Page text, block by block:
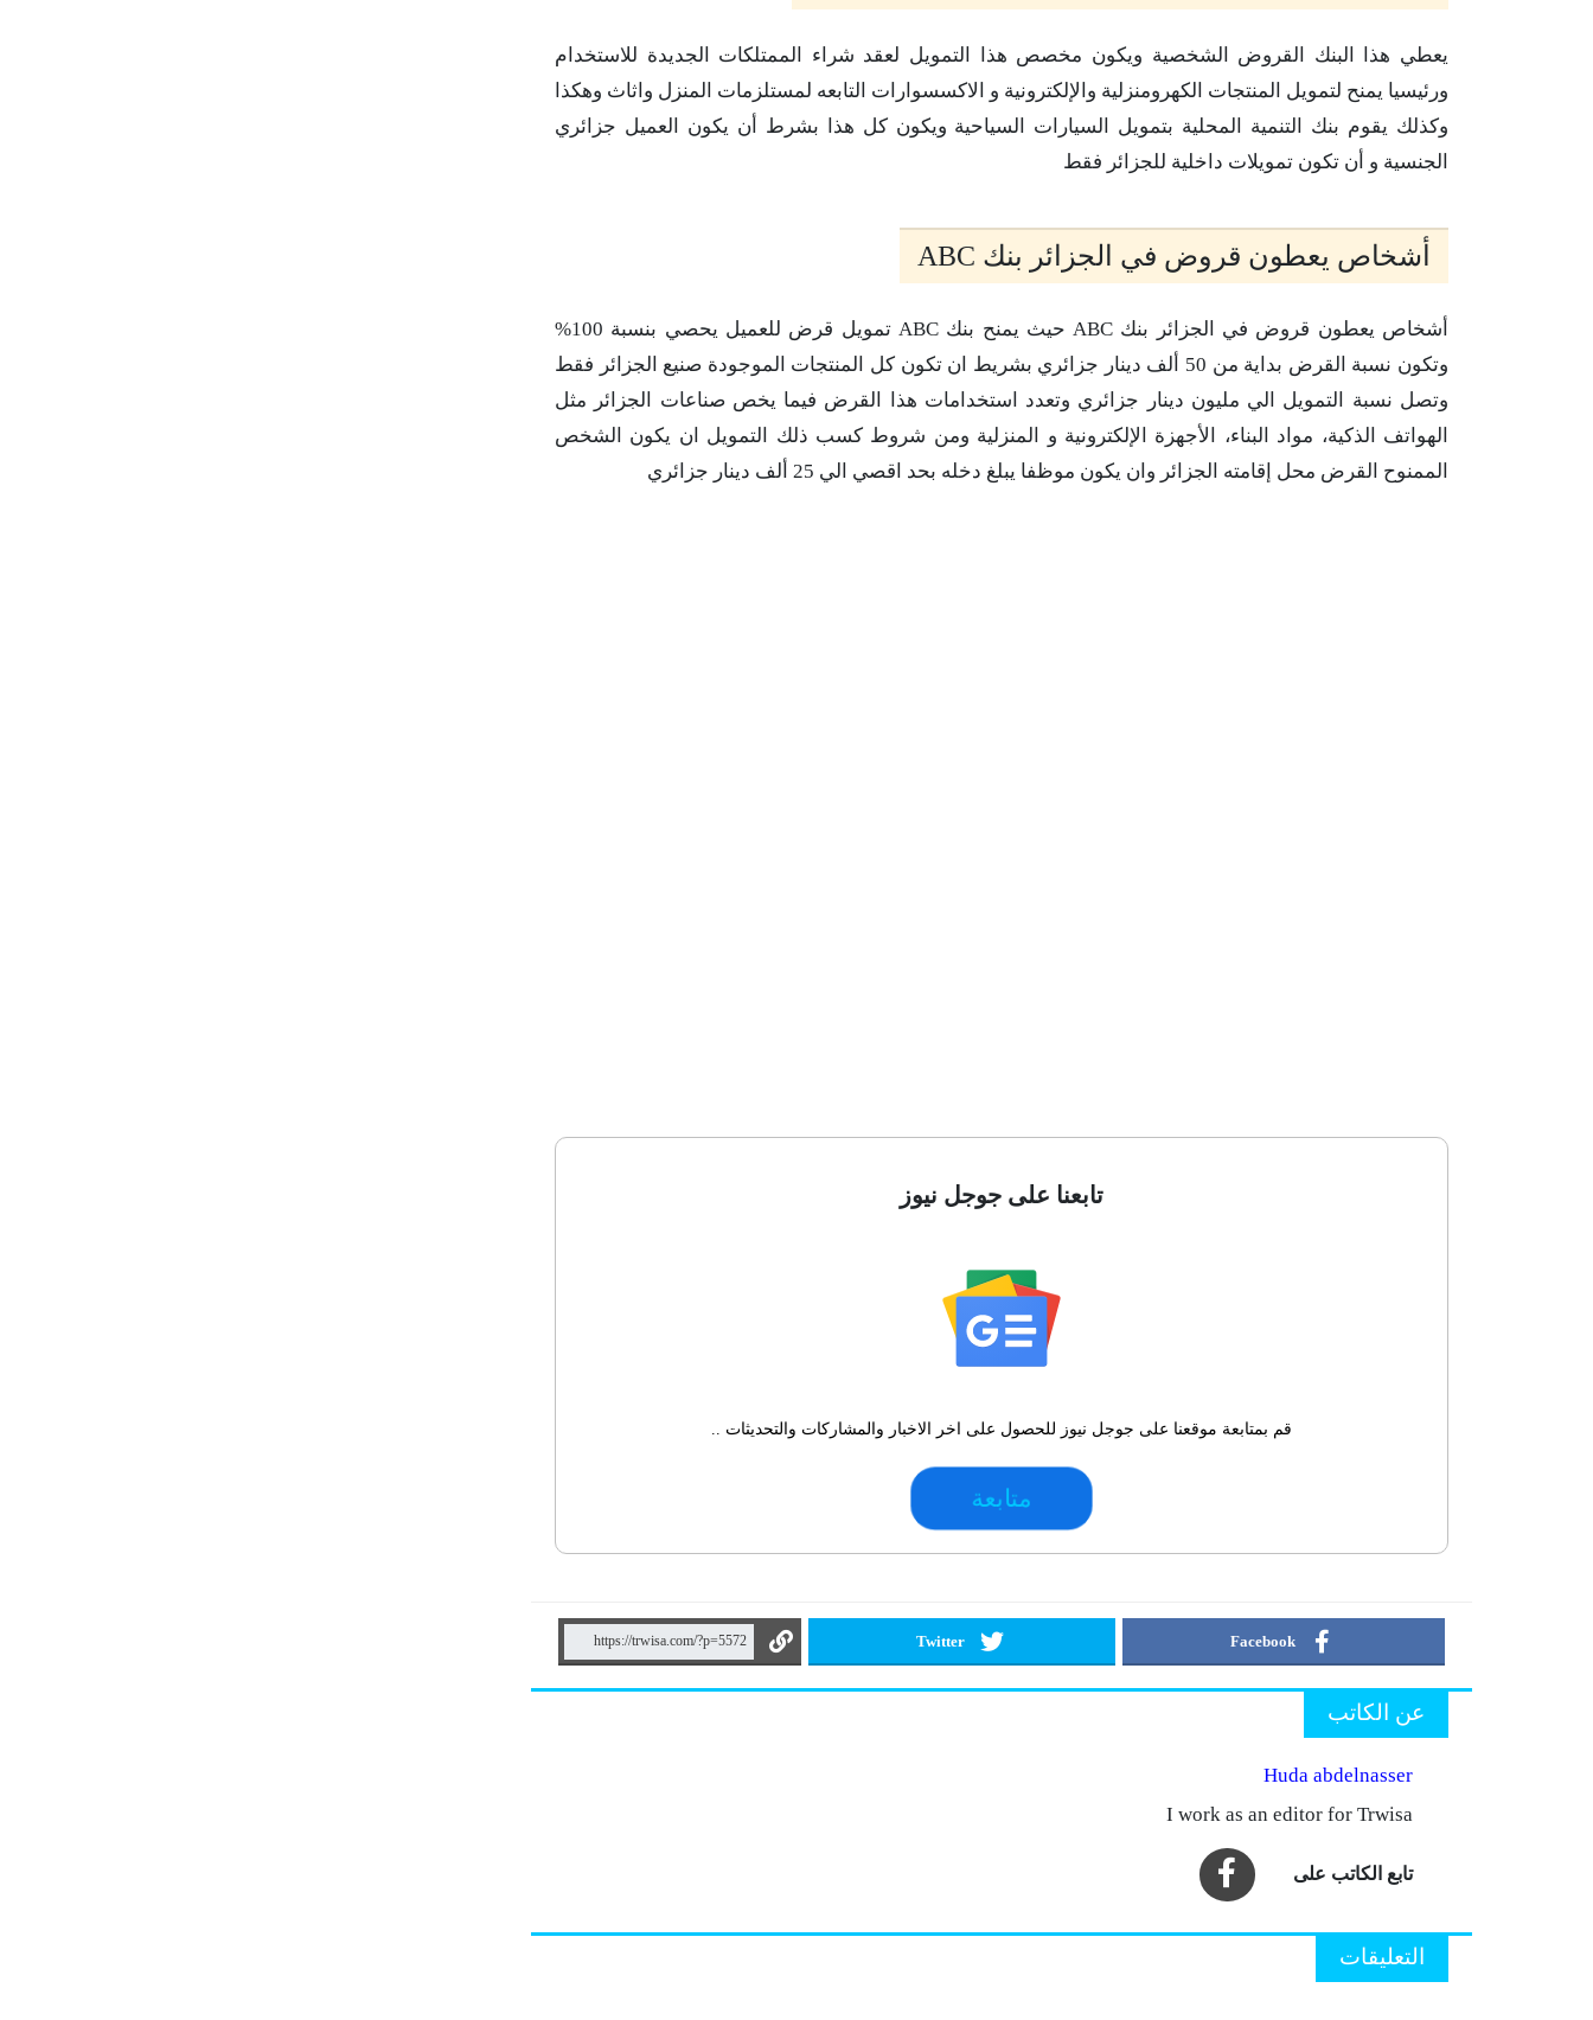
يعطي هذا البنك القروض الشخصية ويكون مخصص هذا التمويل لعقد شراء الممتلكات الجديدة للاستخدام
ورئيسيا يمنح لتمويل المنتجات الكهرومنزلية والإلكترونية و الاكسسوارات التابعه لمستلزمات المنزل واثاث وهكذا
وكذلك يقوم بنك التنمية المحلية بتمويل السيارات السياحية ويكون كل هذا بشرط أن يكون العميل جزائري
الجنسية و أن تكون تمويلات داخلية للجزائر فقط
أشخاص يعطون قروض في الجزائر بنك ABC
أشخاص يعطون قروض في الجزائر بنك ABC حيث يمنح بنك ABC تمويل قرض للعميل يحصي بنسبة 100%
وتكون نسبة القرض بداية من 50 ألف دينار جزائري بشريط ان تكون كل المنتجات الموجودة صنيع الجزائر فقط
وتصل نسبة التمويل الي مليون دينار جزائري وتعدد استخدامات هذا القرض فيما يخص صناعات الجزائر مثل
الهواتف الذكية، مواد البناء، الأجهزة الإلكترونية و المنزلية ومن شروط كسب ذلك التمويل ان يكون الشخص
الممنوح القرض محل إقامته الجزائر وان يكون موظفا يبلغ دخله بحد اقصي الي 25 ألف دينار جزائري
تابعنا على جوجل نيوز
قم بمتابعة موقعنا على جوجل نيوز للحصول على اخر الاخبار والمشاركات والتحديثات ..
متابعة
Facebook
Twitter
عن الكاتب
Huda abdelnasser
I work as an editor for Trwisa
التعليقات